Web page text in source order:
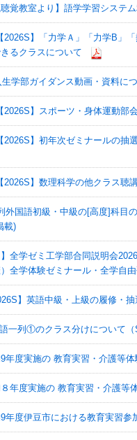
聴覚教室より】語学学習システ
2026S】「力学Ａ」「力学B」
るクラスについて
学部ガイダンス動画・資料に
2026S】スポーツ・身体運動部
2026S】初年次ゼミナールの抽
2026S】数理科学の他クラス聴
外国語初級・中級の[高度]科目
載)
】全学ゼミ工学部合同説明会
全学体験ゼミナール・全学自
】英語中級・上級の履修・
語一列①のクラス分けについて（
9年度実施の 教育実習・介護等
８年度実施の 教育実習・介護等
9年度伊豆市における教育実習参